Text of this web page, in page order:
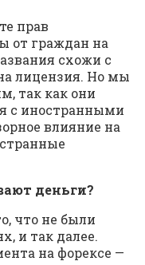
прав
от граждан на
схожи с
лицензия. Но мы
так как они
с иностранными
влияние на
деньги?
что не были
и так далее.
на форексе —